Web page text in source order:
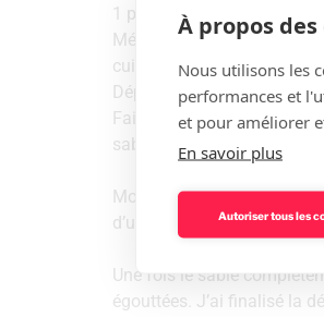
1 pincée de sel
Mélanger l’ensemble des
cuisson. Placer votre
Déposer votre pâte à
Faire cuire à 160°C
sablé durcisse.
Monter la chantilly au
d’une douille ronde.
Une fois le sablé
égouttées. J’ai finalisé la
À propos
Nous utilisons les
performances et
et pour améliorer
En savoir plus
Autoriser tous les